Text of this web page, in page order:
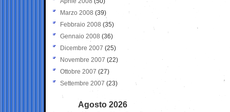
Marzo 2008 (39)
Febbraio 2008 (35)
Gennaio 2008 (36)
Dicembre 2007 (25)
Novembre 2007 (22)
Ottobre 2007 (27)
Settembre 2007 (23)
Agosto 2026